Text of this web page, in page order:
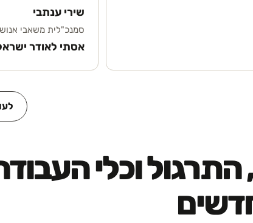
שירי ענתבי
סמנכ"לית משאבי אנוש
אסתי לאודר
התרגול וכלי